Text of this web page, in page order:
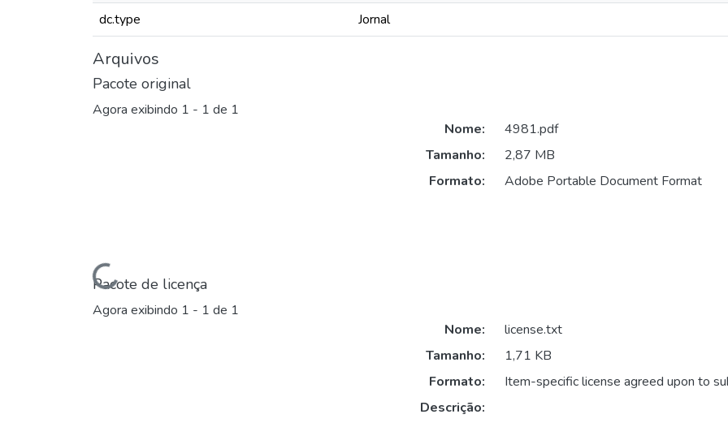
dc.type
Jornal
Arquivos
Pacote original
Agora exibindo 1 - 1 de 1
Carregando...
Nome:
4981.pdf
Tamanho:
2,87 MB
Formato:
Adobe Portable Document Format
Pacote de licença
Agora exibindo 1 - 1 de 1
Nome:
license.txt
Tamanho:
1,71 KB
Formato:
Item-specific license agreed upon to
Descrição: